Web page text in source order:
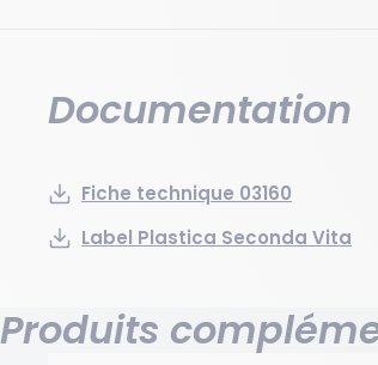
Documentation
Fiche technique 03160
Label Plastica Seconda Vita
Produits